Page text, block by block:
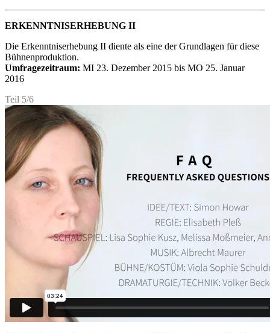
ERKENNTNISERHEBUNG II
Die Erkenntniserhebung II diente als eine der Grundlagen für diese
Bühnenproduktion.
Umfragezeitraum: MI 23. Dezember 2015 bis MO 25. Januar
2016
Teil 5/6